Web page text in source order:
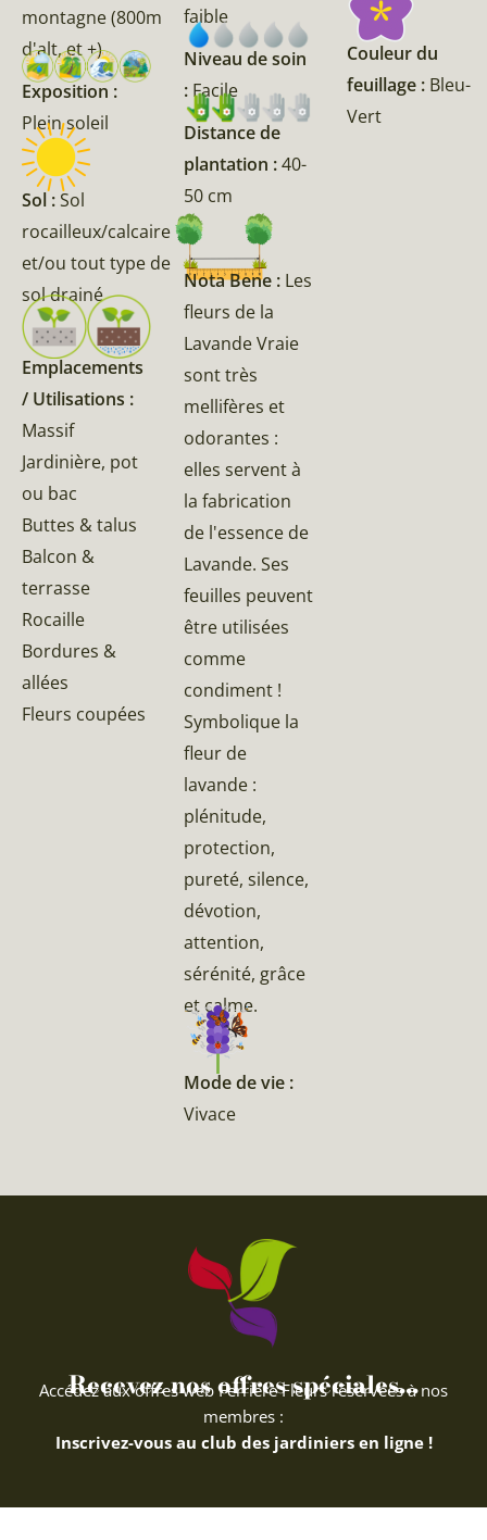
montagne (800m
d'alt, et +)
Exposition :
Plein soleil
Sol :Sol
rocailleux/calcaire
et/ou tout type de
sol drainé
Emplacements
/ Utilisations :
Massif
Jardinière, pot
ou bac
Buttes & talus
Balcon &
terrasse
Rocaille
Bordures &
allées
Fleurs coupées
faible
Niveau de soin
: Facile
Distance de
plantation :40-
50 cm
Nota Bene : Les
fleurs de la
Lavande Vraie
sont très
mellifères et
odorantes :
elles servent à
la fabrication
de l'essence de
Lavande. Ses
feuilles peuvent
être utilisées
comme
condiment !
Symbolique la
fleur de
lavande :
plénitude,
protection,
pureté, silence,
dévotion,
attention,
sérénité, grâce
et calme.
Mode de vie :
Vivace
Couleur du
feuillage : Bleu-
Vert
Recevez nos offres spéciales...
Accédez aux offres web Ferriere Fleurs réservées à nos
membres :
Inscrivez-vous au club des jardiniers en ligne !